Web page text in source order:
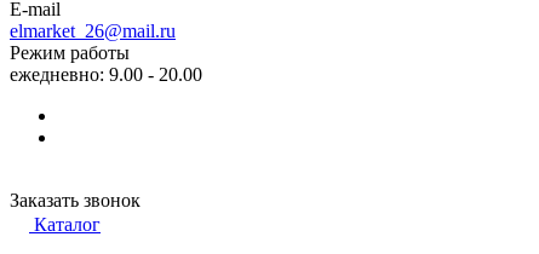
E-mail
elmarket_26@mail.ru
Режим работы
ежедневно: 9.00 - 20.00
Заказать звонок
Каталог